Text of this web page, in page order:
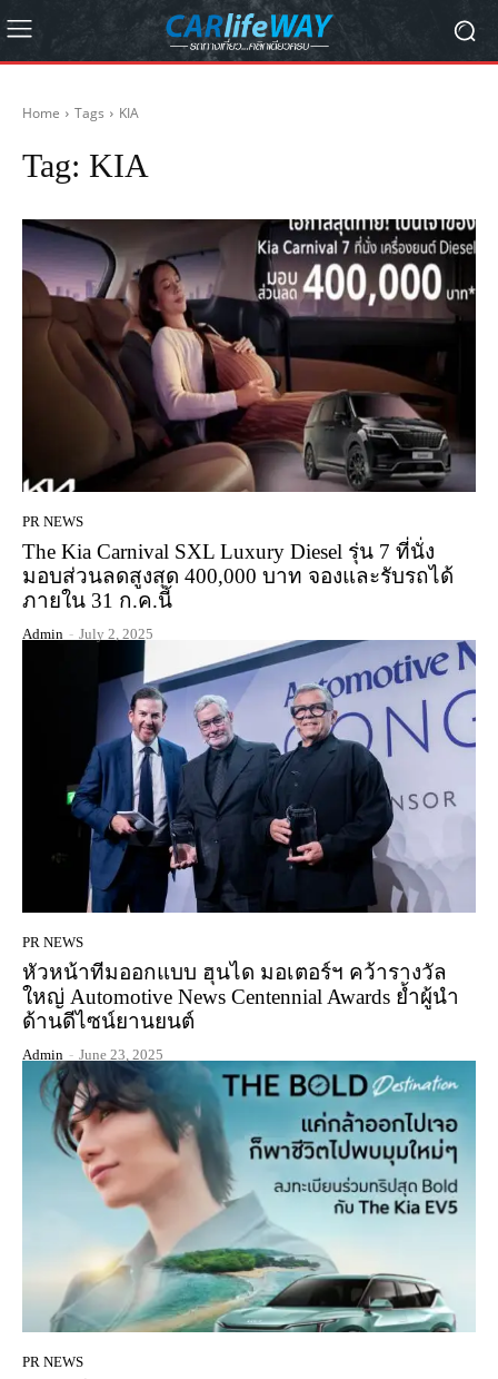
Home Tags KIA
Tag: KIA
PR NEWS
The Kia Carnival SXL Luxury Diesel รุ่น 7 ที่นั่ง
มอบส่วนลดสูงสุด 400,000 บาท จองและรับรถได้
ภายใน 31 ก.ค.นี้
Admin - July 2, 2025
PR NEWS
หัวหน้าทีมออกแบบ ฮุนได มอเตอร์ฯ คว้ารางวัล
ใหญ่ Automotive News Centennial Awards ย้ำผู้นำ
ด้านดีไซน์ยานยนต์
Admin - June 23, 2025
PR NEWS